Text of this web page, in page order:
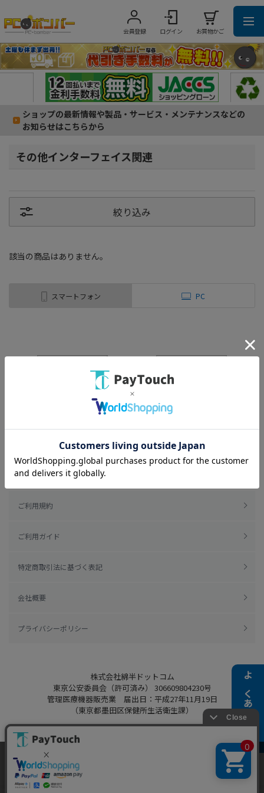
会員登録 ログイン お買物かご
ショップの最新情報や製品・サービス・メンテナンスなどの
お知らせはこちらから
よくある質問
その他インターフェイス関連
絞り込み
該当の商品はありません。
スマートフォン PC
ご利用規約
ご利用ガイド
特定商取引法に基づく表記
会社概要
プライバシーポリシー
株式会社綿半ドットコム
東京公安委員会（許可済み） 306609804230号
管理医療機器販売業 届出日：平成27年11月19日
（東京都墨田区保健所生活衛生課）
Copyright 2022
Powered by Watahan Partners Co., Ltd.
当ウェブサイトでは、お客様により良いサービス
をご提供するため、クッキーを利用しています。
サイト利用を継続することにより、クッキーの使
同意する